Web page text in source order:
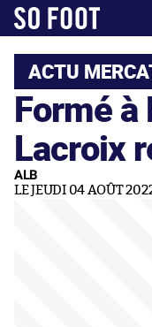
ACTU
Formé
Lacroix
ALB
LE JEUDI 04 AOÛT